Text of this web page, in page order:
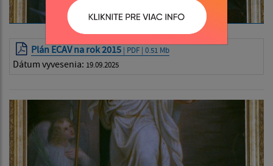
Plán ECAV na rok 2015 | PDF | 0.51 Mb
Dátum vyvesenia: 19.09.2025